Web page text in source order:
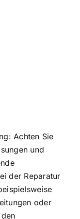
Achten Sie
und
der Reparatur
oder